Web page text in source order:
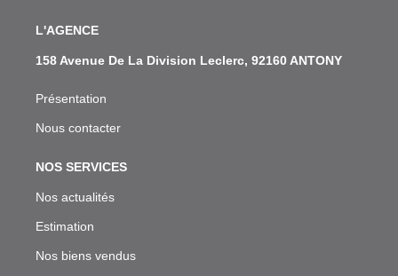
L'AGENCE
158 Avenue De La Division Leclerc, 92160 ANTONY
Présentation
Nous contacter
NOS SERVICES
Nos actualités
Estimation
Nos biens vendus